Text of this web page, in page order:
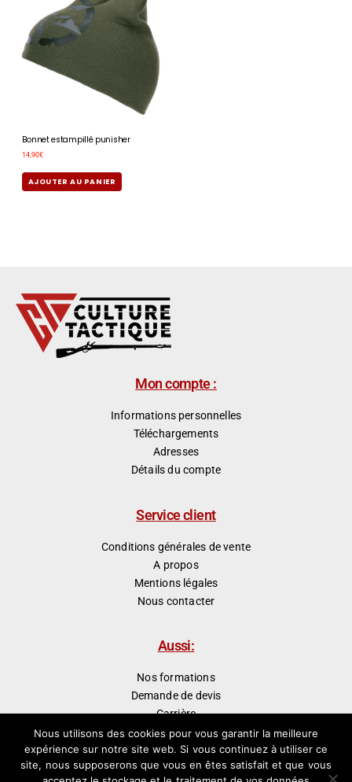
Bonnet estampillé punisher
14,90€
AJOUTER AU PANIER
Mon compte :
Informations personnelles
Téléchargements
Adresses
Détails du compte
Service client
Conditions générales de vente
A propos
Mentions légales
Nous contacter
Aussi:
Nos formations
Demande de devis
Carrière
Presse
Nous utilisons des cookies pour vous garantir la meilleure
expérience sur notre site web. Si vous continuez à utiliser ce
site, nous supposerons que vous en êtes satisfait et que vous